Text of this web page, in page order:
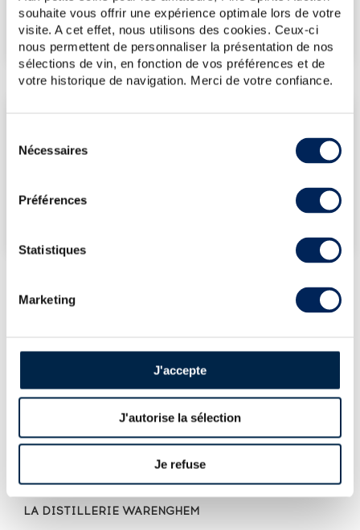
souhaite vous offrir une expérience optimale lors de votre
visite. A cet effet, nous utilisons des cookies. Ceux-ci
nous permettent de personnaliser la présentation de nos
sélections de vin, en fonction de vos préférences et de
votre historique de navigation. Merci de votre confiance.
Nécessaires
Préférences
Statistiques
Marketing
J'accepte
J'autorise la sélection
Je refuse
(plus haut annuel)
51€ (plus bas annuel)
14/11/2025
51€
3571 - BOTTLED 2021 LE COMPTOIR
IRLANDAIS COLLECTION PRIVÉE
Single cask (#3571) de la distillerie Armorik distillé en
en 2021 pour Le Comptoir Irlandais. Édition limitée à 864
bouteilles.
LA DISTILLERIE WARENGHEM